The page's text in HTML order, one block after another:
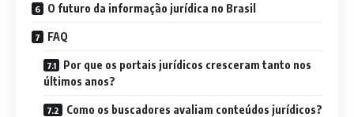
O futuro da informação jurídica no Brasil
FAQ
Por que os portais jurídicos cresceram tanto nos
últimos anos?
Como os buscadores avaliam conteúdos jurídicos?